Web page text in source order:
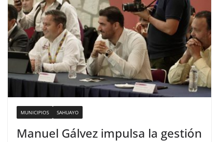
MUNICIPIOS SAHUAYO
Manuel Gálvez impulsa la gestión